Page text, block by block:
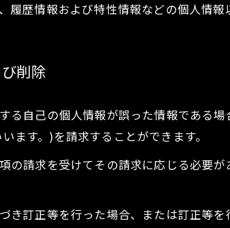
履歴情報および特性情報などの個人情
削除
る自己の個人情報が誤った情報である
ます。)を請求することができます。
の請求を受けてその請求に応じる必要
き訂正等を行った場合、または訂正等